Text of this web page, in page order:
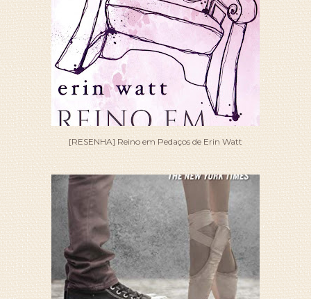
[RESENHA] Reino em Pedaços de Erin Watt